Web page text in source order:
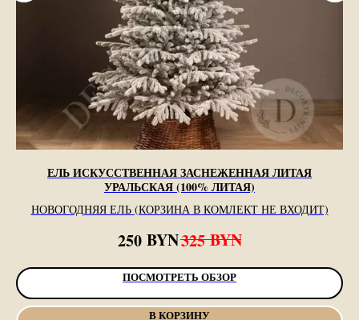
ЕЛЬ ИСКУССТВЕННАЯ ЗАСНЕЖЕННАЯ ЛИТАЯ
УРАЛЬСКАЯ (100% ЛИТАЯ)
НОВОГОДНЯЯ ЕЛЬ (КОРЗИНА В КОМЛЕКТ НЕ ВХОДИТ)
250 BYN325 BYN
ПОСМОТРЕТЬ ОБЗОР
В КОРЗИНУ